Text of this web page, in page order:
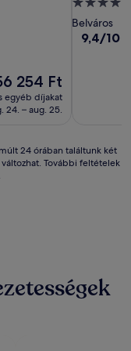
254 Ft
254 Ft
egyéb díjakat
24. – aug. 25.
csillagos
szálláshely
Belváros
9.4
9,4/10
24 órában találtunk két
További feltételek